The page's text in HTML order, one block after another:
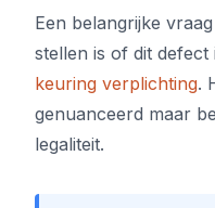
Een belangrijke
stellen is of dit
keuring verplichting.
genuanceerd maar
legaliteit.